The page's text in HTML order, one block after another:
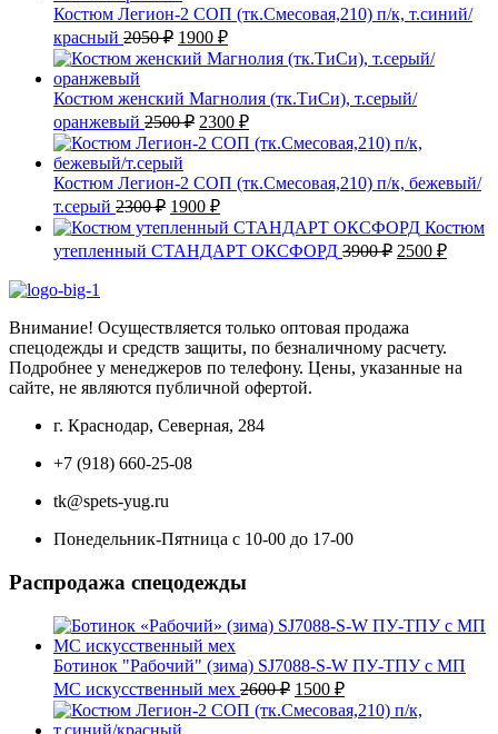
2600 ₽.
Костюм Легион-2 СОП (тк.Смесовая,210) п/к, т.синий/
красный 2050₽ Первоначальная
цена
составляла
2050 ₽.
1900 ₽Текущая
цена:
Костюм женский Магнолия (тк.ТиСи), т.серый/
оранжевый 2500₽ Первоначальная
цена
составляла
2500 ₽.
2300 ₽Текущая
цена:
Костюм Легион-2 СОП (тк.Смесовая,210) п/к, бежевый/
т.серый 2300₽ Первоначальная
цена
составляла
2300 ₽.
1900 ₽Текущая
цена:
1900 ₽.
Костюм
утепленный СТАНДАРТ ОКСФОРД 3900₽ 2500 ₽
Внимание! Осуществляется только оптовая продажа
спецодежды и средств защиты, по безналичному расчету.
Подробнее у менеджеров по телефону. Цены, указанные на
сайте, не являются публичной офертой.
г. Краснодар, Северная, 284
+7 (918) 660-25-08
tk@spets-yug.ru
Понедельник-Пятница с 10-00 до 17-00
Распродажа спецодежды
Ботинок "Рабочий" (зима) SJ7088-S-W ПУ-ТПУ с МП
МС искусственный мех 2600₽ Первоначальная
цена
составляла
1500 ₽Текущая
цена: